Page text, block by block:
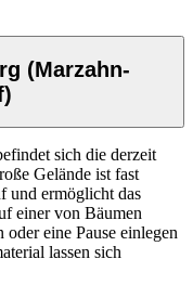
(Marzahn-
sich die derzeit
Gelände ist fast
und ermöglicht das
einer von Bäumen
eine Pause einlegen
lassen sich